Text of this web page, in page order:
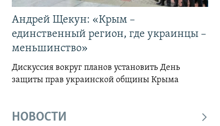
Андрей Щекун: «Крым –
единственный регион, где украинцы –
меньшинство»
Дискуссия вокруг планов установить День
защиты прав украинской общины Крыма
НОВОСТИ